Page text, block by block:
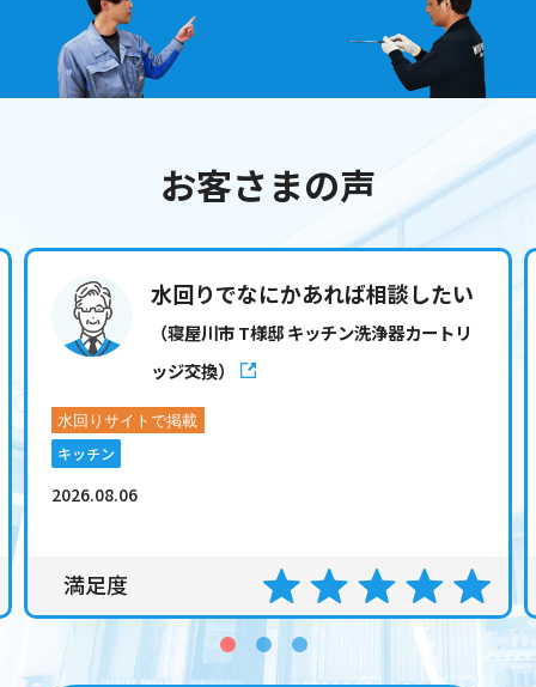
お客さまの声
水回りでなにかあれば相談したい
（寝屋川市 T様邸 キッチン洗浄器カートリ
ッジ交換）
キッチン
2026.08.06
満足度